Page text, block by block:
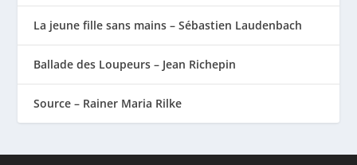
La jeune fille sans mains – Sébastien Laudenbach
Ballade des Loupeurs – Jean Richepin
Source – Rainer Maria Rilke